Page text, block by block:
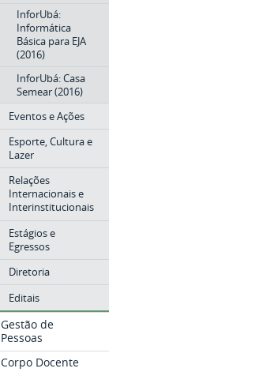
InforUbá:
Informática
Básica para EJA
(2016)
InforUbá: Casa
Semear (2016)
Eventos e Ações
Esporte, Cultura e
Lazer
Relações
Internacionais e
Interinstitucionais
Estágios e
Egressos
Diretoria
Editais
Gestão de
Pessoas
Corpo Docente